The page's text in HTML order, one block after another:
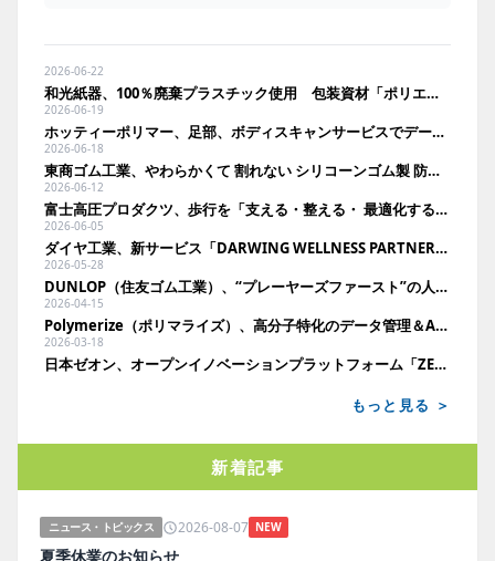
2026-06-22
和光紙器、100％廃棄プラスチック使用 包装資材「ポリエコレン」
2026-06-19
ホッティーポリマー、足部、ボディスキャンサービスでデータを活用したヘルスケアサポート
2026-06-18
東商ゴム工業、やわらかくて 割れない シリコーンゴム製 防災ホイッスル「雫音（しずね）」
2026-06-12
富士高圧プロダクツ、歩行を「支える・整える・ 最適化する」サンダル
2026-06-05
ダイヤ工業、新サービス「DARWING WELLNESS PARTNER」 腰痛リスクを“見える化”し、労働者の健康寿命延伸に貢献
2026-05-28
DUNLOP（住友ゴム工業）、“プレーヤーズファースト”の人工芝 「ハイブリッドターフREX」
2026-04-15
Polymerize（ポリマライズ）、高分子特化のデータ管理＆AIプラットフォームがもたらすゴム業界の研究開発DX
2026-03-18
日本ゼオン、オープンイノベーションプラットフォーム「ZEON NEXT」を公開ーー既存技術の新たな可能性を探る
もっと見る ＞
新着記事
ニュース・トピックス 2026-08-07 NEW
夏季休業のお知らせ